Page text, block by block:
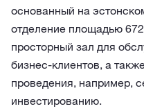
основанный на
отделение площадью
просторный зал для
бизнес-клиентов, а
проведения, например,
инвестированию.